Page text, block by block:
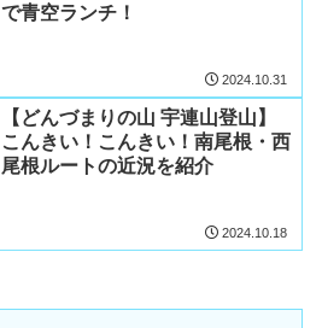
で青空ランチ！
2024.10.31
【どんづまりの山 宇連山登山】
こんきい！こんきい！南尾根・西
尾根ルートの近況を紹介
2024.10.18